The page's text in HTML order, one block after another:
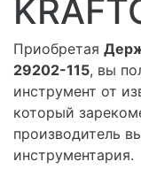
Приобретая
29202-115, вы
инструмент от
который
производитель
инструментария.